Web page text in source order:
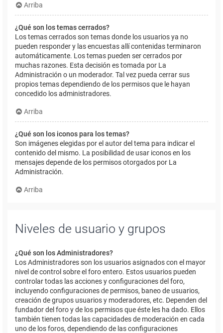
Arriba
¿Qué son los temas cerrados?
Los temas cerrados son temas donde los usuarios ya no
pueden responder y las encuestas allí contenidas terminaron
automáticamente. Los temas pueden ser cerrados por
muchas razones. Esta decisión es tomada por La
Administración o un moderador. Tal vez pueda cerrar sus
propios temas dependiendo de los permisos que le hayan
concedido los administradores.
Arriba
¿Qué son los iconos para los temas?
Son imágenes elegidas por el autor del tema para indicar el
contenido del mismo. La posibilidad de usar iconos en los
mensajes depende de los permisos otorgados por La
Administración.
Arriba
Niveles de usuario y grupos
¿Qué son los Administradores?
Los Administradores son los usuarios asignados con el mayor
nivel de control sobre el foro entero. Estos usuarios pueden
controlar todas las acciones y configuraciones del foro,
incluyendo configuraciones de permisos, baneo de usuarios,
creación de grupos usuarios y moderadores, etc. Dependen del
fundador del foro y de los permisos que éste les ha dado. Ellos
también tienen todas las capacidades de moderación en cada
uno de los foros, dependiendo de las configuraciones